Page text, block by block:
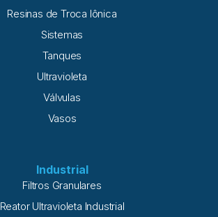
Resinas de Troca Iônica
Sistemas
Tanques
Ultravioleta
Válvulas
Vasos
Industrial
Filtros Granulares
Reator Ultravioleta Industrial